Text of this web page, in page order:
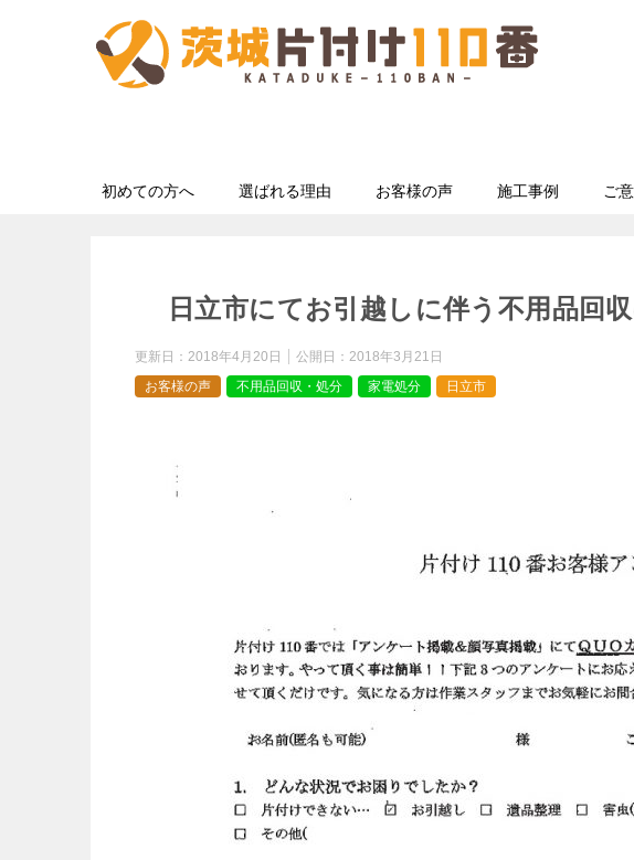
初めての方へ 選ばれる理由 お客様の声 施工事例 ご
日立市にてお引越しに伴う不用品回
更新日： 2018年4月20日 公開日： 2018年3月21日
お客様の声
不用品回収・処分 家電処分 日立市